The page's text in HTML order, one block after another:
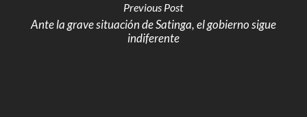
Previous Post
Ante la grave situación de Satinga, el gobierno sigue
indiferente